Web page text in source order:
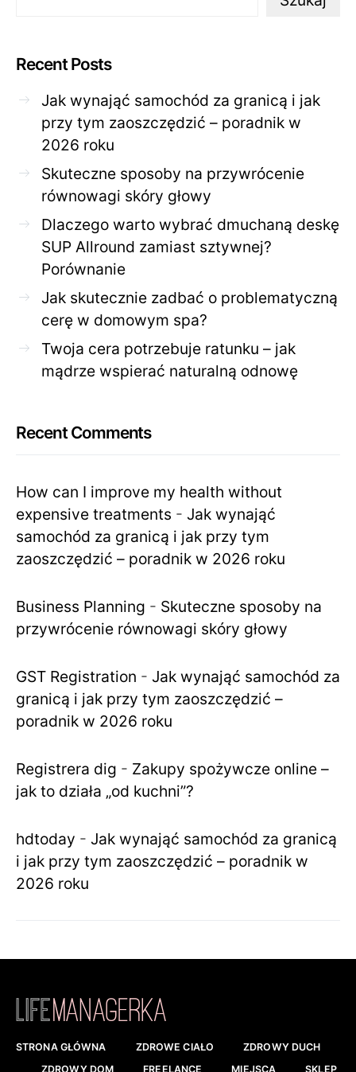
Recent Posts
Jak wynająć samochód za granicą i jak
przy tym zaoszczędzić – poradnik w
2026 roku
Skuteczne sposoby na przywrócenie
równowagi skóry głowy
Dlaczego warto wybrać dmuchaną deskę
SUP Allround zamiast sztywnej?
Porównanie
Jak skutecznie zadbać o problematyczną
cerę w domowym spa?
Twoja cera potrzebuje ratunku – jak
mądrze wspierać naturalną odnowę
Recent Comments
How can I improve my health without
expensive treatments - Jak wynająć
samochód za granicą i jak przy tym
zaoszczędzić – poradnik w 2026 roku
Business Planning - Skuteczne sposoby na
przywrócenie równowagi skóry głowy
GST Registration - Jak wynająć samochód za
granicą i jak przy tym zaoszczędzić –
poradnik w 2026 roku
Registrera dig - Zakupy spożywcze online –
jak to działa „od kuchni”?
hdtoday - Jak wynająć samochód za granicą
i jak przy tym zaoszczędzić – poradnik w
2026 roku
STRONA GŁÓWNA ZDROWE CIAŁO
ZDROWY DUCH
ZDROWY DOM
FREELANCE MIEJSCA SKLEP